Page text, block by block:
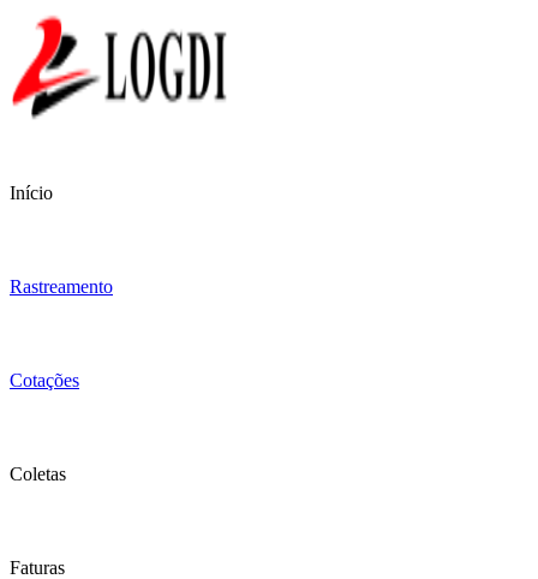
Início
Rastreamento
Cotações
Coletas
Faturas